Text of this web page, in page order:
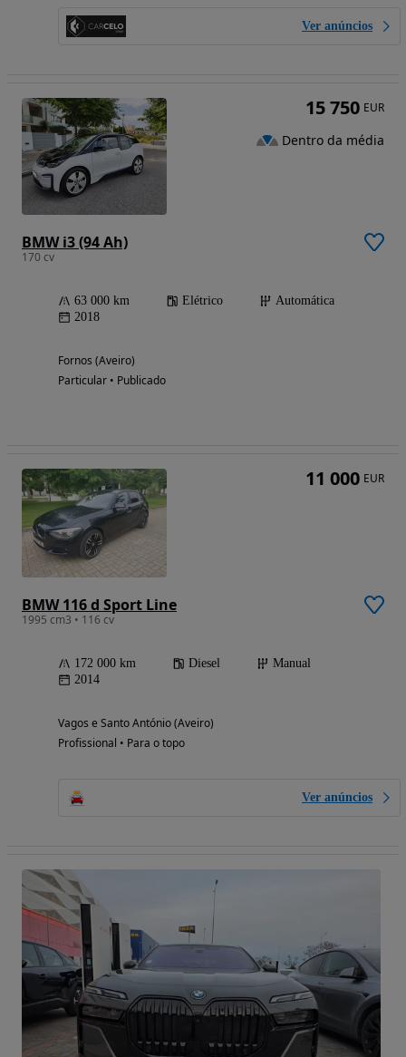
Ver anúncios
BMW i3 (94 Ah)
170 cv
63 000 km Elétrico
Automática
2018
Fornos (Aveiro)
Particular • Publicado
15 750 EUR
Dentro da média
BMW 116 d Sport Line
1995 cm3 • 116 cv
172 000 km Diesel
Manual
2014
Vagos e Santo António (Aveiro)
Profissional • Para o topo
Ver anúncios
11 000 EUR